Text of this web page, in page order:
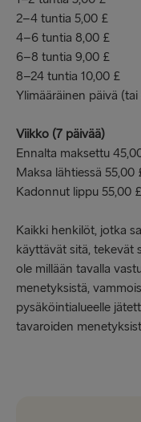
2–4 tuntia 5,00 £
4–6 tuntia 8,00 £
6–8 tuntia 9,00 £
8–24 tuntia 10,00 £
Ylimääräinen päivä
Viikko (7 päivää)
Ennalta maksettu
Maksa lähtiessä 55,00
Kadonnut lippu 55,00 £
Kaikki henkilöt, jotka
käyttävät sitä, tekevät
ole millään tavalla
menetyksistä,
pysäköintialueelle
tavaroiden